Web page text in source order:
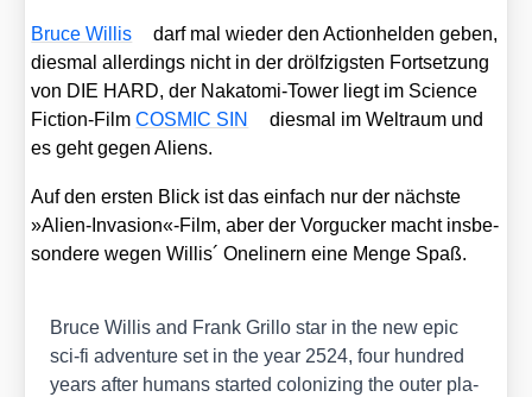
Bruce Wil­lis
darf mal wie­der den Action­hel­den geben,
dies­mal aller­dings nicht in der drölf­zigs­ten Fort­set­zung
von DIE HARD, der Nakato­mi-Tower liegt im Sci­ence
Fic­tion-FilmCOSMIC SIN
dies­mal im Welt­raum und
es geht gegen Ali­ens.
Auf den ers­ten Blick ist das ein­fach nur der nächs­te
»Alien-Invasion«-Film, aber der Vor­gu­cker macht ins­be­
son­de­re wegen Wil­lis´ Oneli­nern eine Men­ge Spaß.
Bruce Wil­lis and Frank Gril­lo star in the new epic
sci-fi adven­ture set in the year 2524, four hundred
years after humans star­ted colo­ni­zing the outer pla­